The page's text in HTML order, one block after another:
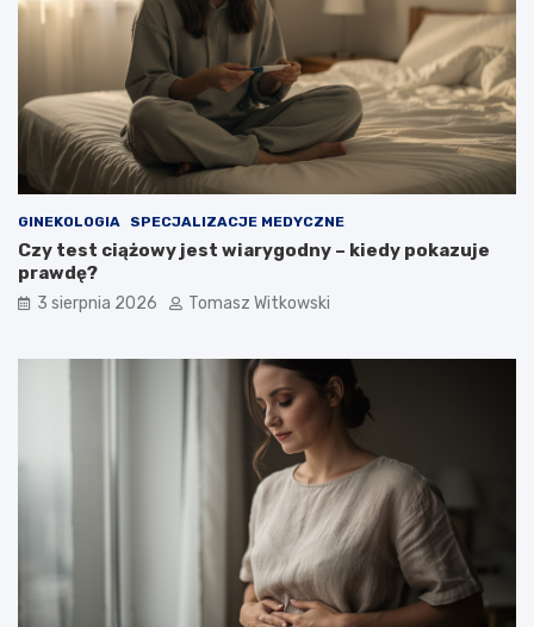
GINEKOLOGIA SPECJALIZACJE MEDYCZNE
Czy test ciążowy jest wiarygodny – kiedy pokazuje
prawdę?
3 sierpnia 2026 Tomasz Witkowski